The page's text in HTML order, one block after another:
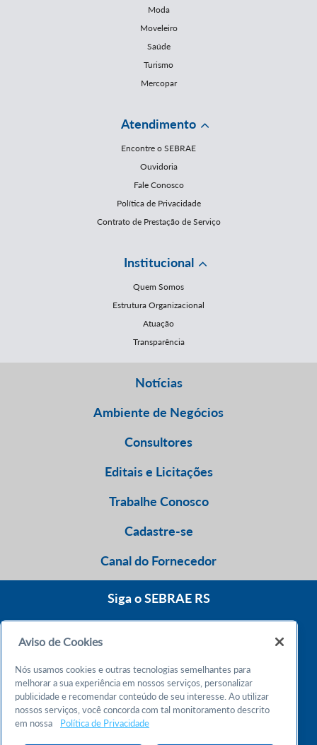
Moda
Moveleiro
Saúde
Turismo
Mercopar
Atendimento
Encontre o SEBRAE
Ouvidoria
Fale Conosco
Política de Privacidade
Contrato de Prestação de Serviço
Institucional
Quem Somos
Estrutura Organizacional
Atuação
Transparência
Notícias
Ambiente de Negócios
Consultores
Editais e Licitações
Trabalhe Conosco
Cadastre-se
Canal do Fornecedor
Siga o SEBRAE RS
Atendimento 24h
Chame no WhatsApp
Aviso de Cookies
Nós usamos cookies e outras tecnologias semelhantes para
melhorar a sua experiência em nossos serviços, personalizar
publicidade e recomendar conteúdo de seu interesse. Ao utilizar
nossos serviços, você concorda com tal monitoramento descrito
em nossa
Política de Privacidade